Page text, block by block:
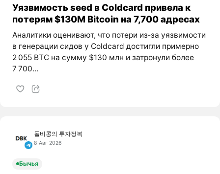
Уязвимость seed в Coldcard привела к
потерям $130M Bitcoin на 7,700 адресах
Аналитики оценивают, что потери из‑за уязвимости
в генерации сидов у Coldcard достигли примерно
2 055 BTC на сумму $130 млн и затронули более
7 700...
돌비콩의 투자정복
8 Авг 2026
Бычья